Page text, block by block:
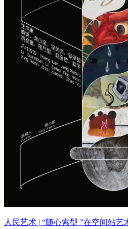
人民艺术 | “随心索型 ”在空间站艺